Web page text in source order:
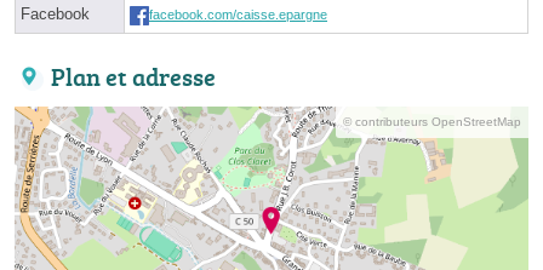
Facebook facebook.com/caisse.epargne
Plan et adresse
© contributeurs OpenStreetMap